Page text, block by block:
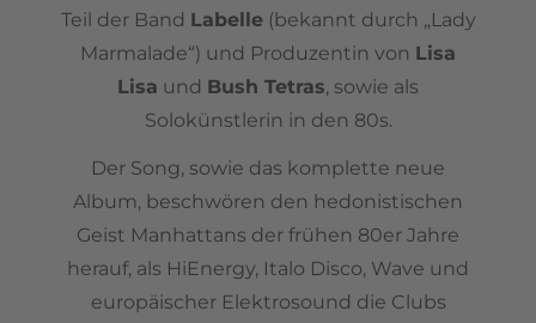
Teil der Band Labelle(bekannt durch „Lady
Marmalade“) und Produzentin von Lisa
Lisa und Bush Tetras, sowie als
Solokünstlerin in den 80s.
Der Song, sowie das komplette neue
Album, beschwören den hedonistischen
Geist Manhattans der frühen 80er Jahre
herauf, als HiEnergy, Italo Disco, Wave und
europäischer Elektrosound die Clubs